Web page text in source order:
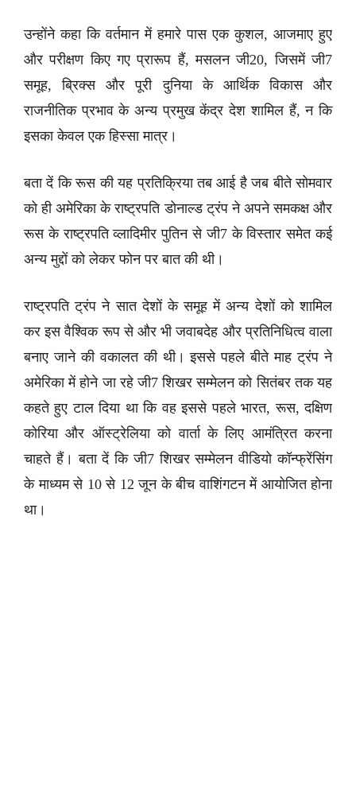
उन्होंने कहा कि वर्तमान में हमारे पास एक कुशल, आजमाए हुए
और परीक्षण किए गए प्रारूप हैं, मसलन जी20, जिसमें जी7
समूह, ब्रिक्स और पूरी दुनिया के आर्थिक विकास और
राजनीतिक प्रभाव के अन्य प्रमुख केंद्र देश शामिल हैं, न कि
इसका केवल एक हिस्सा मात्र।
बता दें कि रूस की यह प्रतिक्रिया तब आई है जब बीते सोमवार
को ही अमेरिका के राष्ट्रपति डोनाल्ड ट्रंप ने अपने समकक्ष और
रूस के राष्ट्रपति व्लादिमीर पुतिन से जी7 के विस्तार समेत कई
अन्य मुद्दों को लेकर फोन पर बात की थी।
राष्ट्रपति ट्रंप ने सात देशों के समूह में अन्य देशों को शामिल
कर इस वैश्विक रूप से और भी जवाबदेह और प्रतिनिधित्व वाला
बनाए जाने की वकालत की थी। इससे पहले बीते माह ट्रंप ने
अमेरिका में होने जा रहे जी7 शिखर सम्मेलन को सितंबर तक यह
कहते हुए टाल दिया था कि वह इससे पहले भारत, रूस, दक्षिण
कोरिया और ऑस्ट्रेलिया को वार्ता के लिए आमंत्रित करना
चाहते हैं। बता दें कि जी7 शिखर सम्मेलन वीडियो कॉन्फ्रेंसिंग
के माध्यम से 10 से 12 जून के बीच वाशिंगटन में आयोजित होना
था।